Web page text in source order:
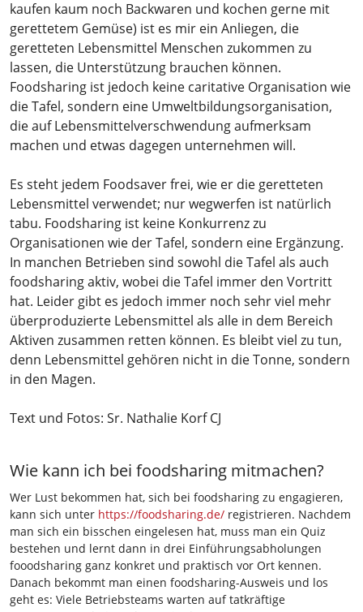
kaufen kaum noch Backwaren und kochen gerne mit
gerettetem Gemüse) ist es mir ein Anliegen, die
geretteten Lebensmittel Menschen zukommen zu
lassen, die Unterstützung brauchen können.
Foodsharing ist jedoch keine caritative Organisation wie
die Tafel, sondern eine Umweltbildungsorganisation,
die auf Lebensmittelverschwendung aufmerksam
machen und etwas dagegen unternehmen will.
Es steht jedem Foodsaver frei, wie er die geretteten
Lebensmittel verwendet; nur wegwerfen ist natürlich
tabu. Foodsharing ist keine Konkurrenz zu
Organisationen wie der Tafel, sondern eine Ergänzung.
In manchen Betrieben sind sowohl die Tafel als auch
foodsharing aktiv, wobei die Tafel immer den Vortritt
hat. Leider gibt es jedoch immer noch sehr viel mehr
überproduzierte Lebensmittel als alle in dem Bereich
Aktiven zusammen retten können. Es bleibt viel zu tun,
denn Lebensmittel gehören nicht in die Tonne, sondern
in den Magen.
Text und Fotos: Sr. Nathalie Korf CJ
Wie kann ich bei foodsharing mitmachen?
Wer Lust bekommen hat, sich bei foodsharing zu engagieren,
kann sich unter https://foodsharing.de/ registrieren. Nachdem
man sich ein bisschen eingelesen hat, muss man ein Quiz
bestehen und lernt dann in drei Einführungsabholungen
fooodsharing ganz konkret und praktisch vor Ort kennen.
Danach bekommt man einen foodsharing-Ausweis und los
geht es: Viele Betriebsteams warten auf tatkräftige